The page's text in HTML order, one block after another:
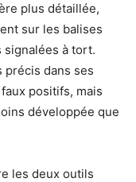
plus détaillée,
sur les balises
à tort.
précis dans ses
positifs, mais
développée que
les deux outils